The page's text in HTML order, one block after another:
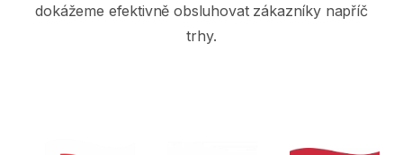
dokážeme efektivně obsluhovat zákazníky napříč
trhy.